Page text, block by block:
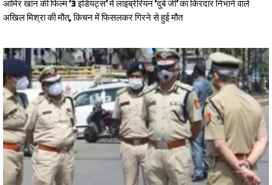
आमिर खान की फिल्म ‘3 इडियट्स’ में लाइब्रेरियन ‘दुबे जी’ का किरदार निभाने वाले
अखिल मिश्रा की मौत, किचन में फिसलकर गिरने से हुई मौत